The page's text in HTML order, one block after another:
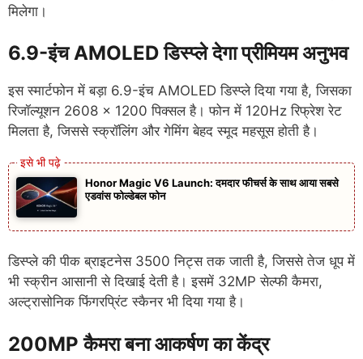
मिलेगा।
6.9-इंच AMOLED डिस्प्ले देगा प्रीमियम अनुभव
इस स्मार्टफोन में बड़ा 6.9-इंच AMOLED डिस्प्ले दिया गया है, जिसका
रिजॉल्यूशन 2608 × 1200 पिक्सल है। फोन में 120Hz रिफ्रेश रेट
मिलता है, जिससे स्क्रॉलिंग और गेमिंग बेहद स्मूद महसूस होती है।
Honor Magic V6 Launch: दमदार फीचर्स के साथ आया सबसे
एडवांस फोल्डेबल फोन
डिस्प्ले की पीक ब्राइटनेस 3500 निट्स तक जाती है, जिससे तेज धूप में
भी स्क्रीन आसानी से दिखाई देती है। इसमें 32MP सेल्फी कैमरा,
अल्ट्रासोनिक फिंगरप्रिंट स्कैनर भी दिया गया है।
200MP कैमरा बना आकर्षण का केंद्र